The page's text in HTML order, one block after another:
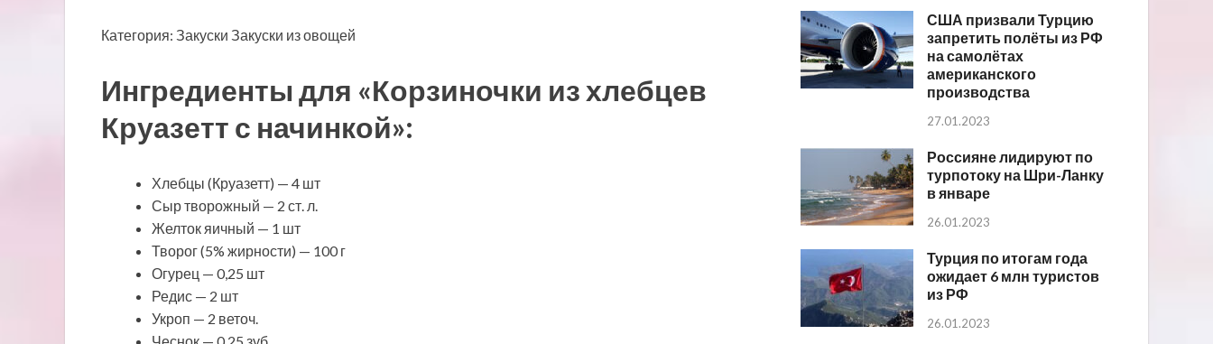
Категория: Закуски Закуски из овощей
Ингредиенты для «Корзиночки из хлебцев
Круазетт с начинкой»:
Хлебцы (Круазетт) — 4 шт
Сыр творожный — 2 ст. л.
Желток яичный — 1 шт
Творог (5% жирности) — 100 г
Огурец — 0,25 шт
Редис — 2 шт
Укроп — 2 веточ.
США призвали Турцию
запретить полёты из РФ
на самолётах
американского
производства
27.01.2023
Россияне лидируют по
турпотоку на Шри-Ланку
в январе
26.01.2023
Турция по итогам года
ожидает 6 млн туристов
из РФ
26.01.2023